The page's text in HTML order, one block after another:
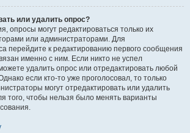
или удалить опрос?
опросы могут редактироваться только их
или администраторами. Для
перейдите к редактированию первого сообщения
именно с ним. Если никто не успел
удалить опрос или отредактировать любой
если кто-то уже проголосовал, то только
могут отредактировать или удалить
того, чтобы нельзя было менять варианты